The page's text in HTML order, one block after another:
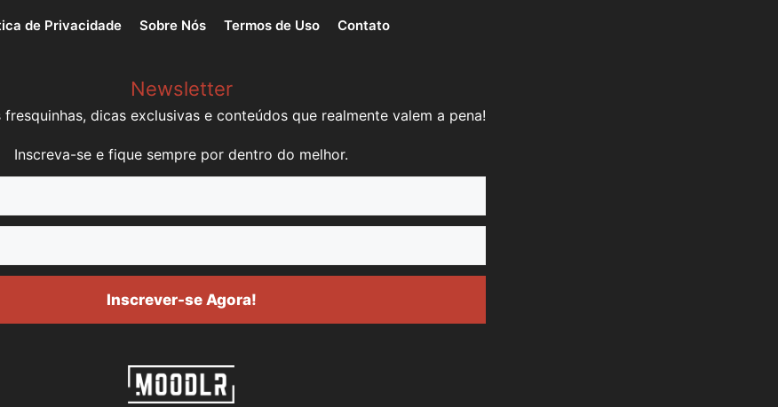
de Privacidade Sobre Nós Termos de Uso Contato
Newsletter
fresquinhas, dicas exclusivas e conteúdos que realmente valem a pena!
Inscreva-se e fique sempre por dentro do melhor.
Inscrever-se Agora!